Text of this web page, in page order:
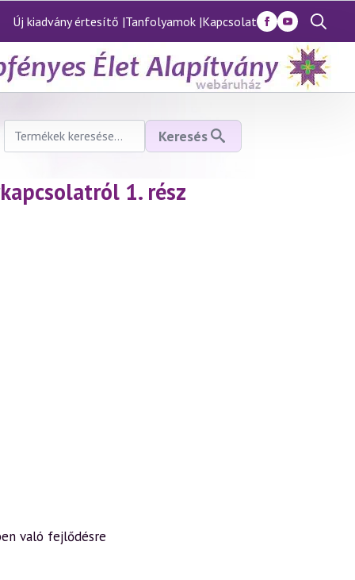
Új kiadvány értesítő |Tanfolyamok |Kapcsolat
Search
for:
Keresés
következőre:
Keresés
1. rész
való fejlődésre